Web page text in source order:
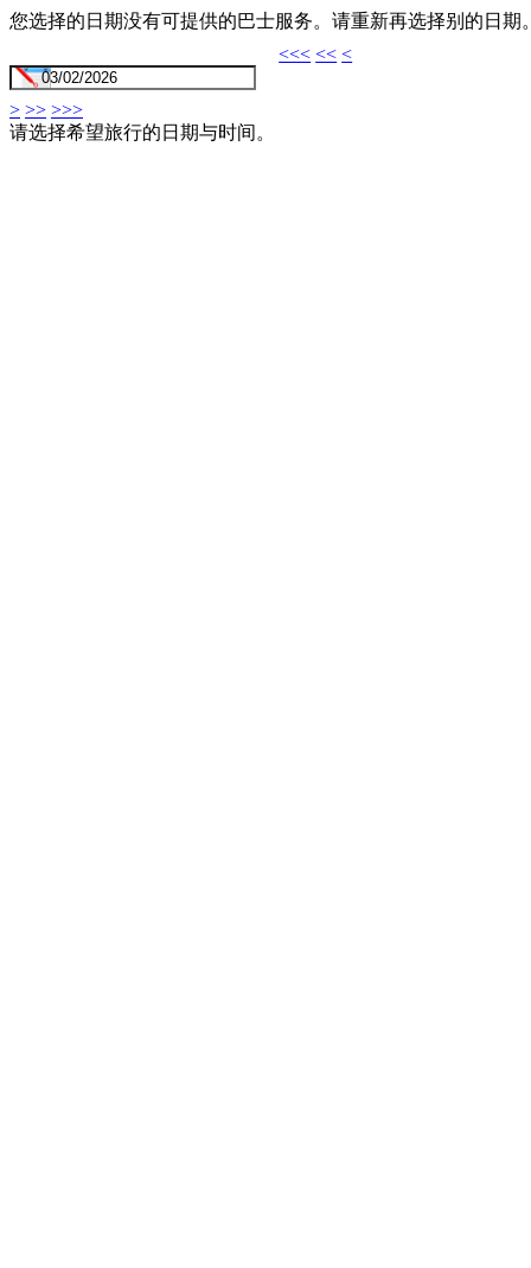
您选择的日期没有可提供的巴士服务。请重新再选择别的日期
<<< << <
> >> >>>
请选择希望旅行的日期与时间。